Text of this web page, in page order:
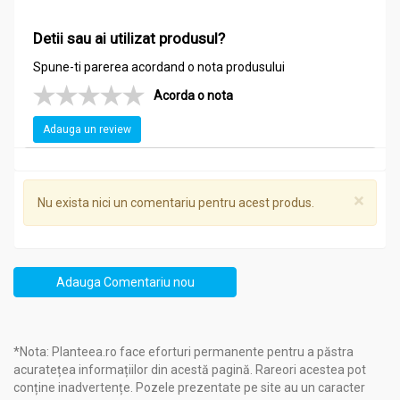
excipient: alcool etilic 40% v/v – până la 50 ml.
Recomandari
Tinctura echinaceea 50ml - NERA PLANT
Cum acţionează?
 Susține sistemul imunitar
 Creşte rezistenţa organismului la infecții
Pentru ce se recomandă?
 Imunitate scăzută
 Diferite sindroame infecţioase
 Otite
 Ulceraţii şi abcese cutanate
Detii sau ai utilizat produsul?
Spune-ti parerea acordand o nota produsului
Acorda o nota
Adauga un review
×
Nu exista nici un comentariu pentru acest produs.
Adauga Comentariu nou
*Nota: Planteea.ro face eforturi permanente pentru a păstra
acuratețea informațiilor din acestă pagină. Rareori acestea pot
conține inadvertențe. Pozele prezentate pe site au un caracter